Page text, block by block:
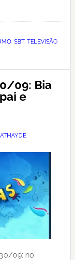
, SBT, TELEVISÃO
09: Bia
e
09: no